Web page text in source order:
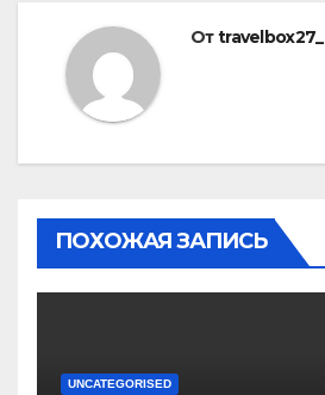
Отtravelbox27_
ПОХОЖАЯ ЗАПИСЬ
UNCATEGORISED